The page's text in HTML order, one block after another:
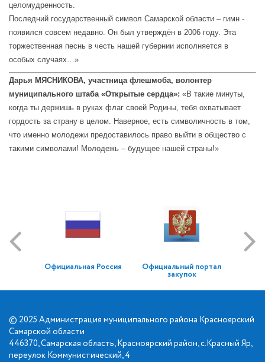
целомудренность.
Последний государственный символ Самарской области – гимн -
появился совсем недавно. Он был утверждён в 2006 году. Эта
торжественная песнь в честь нашей губернии исполняется в
особых случаях…»
Дарья МЯСНИКОВА, участница флешмоба, волонтер
муниципального штаба «Открытые сердца»: «В такие минуты,
когда ты держишь в руках флаг своей Родины, тебя охватывает
гордость за страну в целом. Наверное, есть символичность в том,
что именно молодежи предоставилось право выйти в общество с
такими символами! Молодежь – будущее нашей страны!»
Официальная Россия Официальный портал
закупок
© 2025 Администрация муниципального района Красноярский
Самарской области
446370, Самарская область, Красноярский район, с.Красный Яр,
переулок Коммунистический, 4